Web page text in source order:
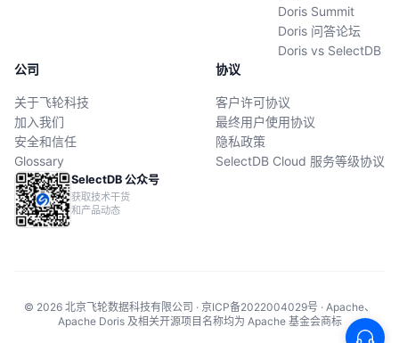
Doris Summit
Doris 问答论坛
Doris vs SelectDB
公司
关于飞轮科技
加入我们
安全和信任
Glossary
协议
客户许可协议
最终用户使用协议
隐私政策
SelectDB Cloud 服务等级协议
SelectDB 公众号
获取技术干货
和产品动态
© 2026 北京飞轮数据科技有限公司 · 京ICP备2022004029号 · Apache、
Apache Doris 及相关开源项目名称均为 Apache 基金会商标